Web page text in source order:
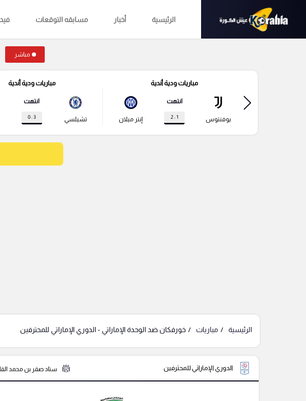
الرئيسية أخبار مسابقه التوقعات
مباشر
مباريات ودية أندية
يوفنتوس
انتهت
1 : 2 إنتر ميلان
مباريات ودية أندية
تشيلسي
انتهت
3 : 0
الرئيسية مباريات خورفكان ضد الوحدة الإماراتي - الدوري الإماراتي للمحترفين
الدوري الإماراتي للمحترفين ستاد صقر بن محمد